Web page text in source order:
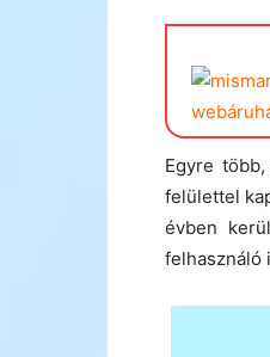
Egyre
felülettel
évben
felhasználó